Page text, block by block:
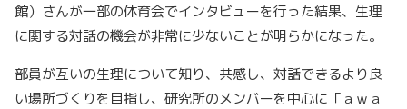
館）さんが一部の体育会でインタビューを行った結果、生理
に関する対話の機会が非常に少ないことが明らかになった。
部員が互いの生理について知り、共感し、対話できるより良
い場所づくりを目指し、研究所のメンバーを中心に「ａｗａ